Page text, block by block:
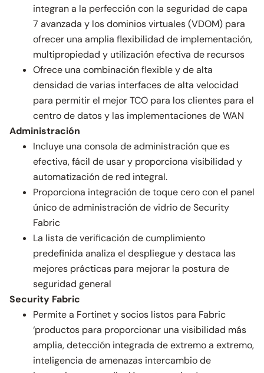
integran a la perfección con la seguridad de capa
7 avanzada y los dominios virtuales (VDOM) para
ofrecer una amplia flexibilidad de implementación,
multipropiedad y utilización efectiva de recursos
Ofrece una combinación flexible y de alta
densidad de varias interfaces de alta velocidad
para permitir el mejor TCO para los clientes para el
centro de datos y las implementaciones de WAN
Administración
Incluye una consola de administración que es
efectiva, fácil de usar y proporciona visibilidad y
automatización de red integral.
Proporciona integración de toque cero con el panel
único de administración de vidrio de Security
Fabric
La lista de verificación de cumplimiento
predefinida analiza el despliegue y destaca las
mejores prácticas para mejorar la postura de
seguridad general
Security Fabric
Permite a Fortinet y socios listos para Fabric
‘productos para proporcionar una visibilidad más
amplia, detección integrada de extremo a extremo,
inteligencia de amenazas intercambio de